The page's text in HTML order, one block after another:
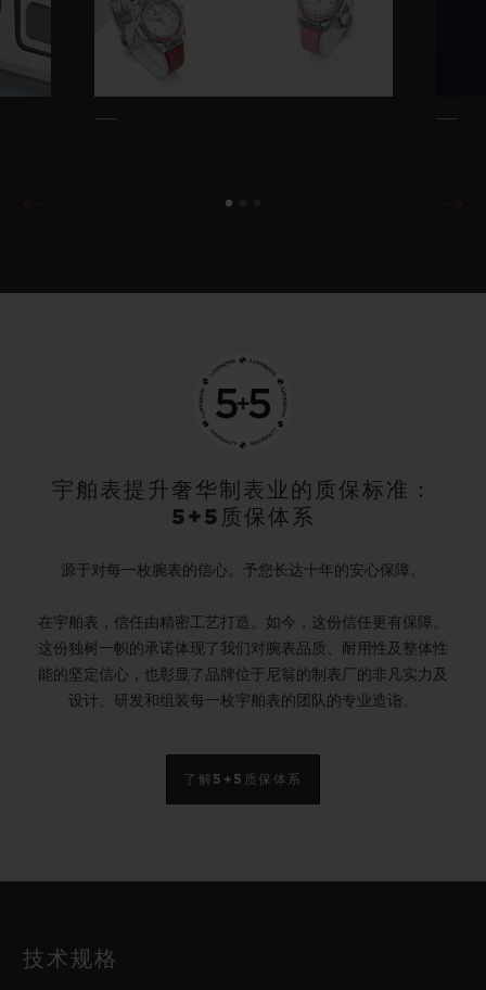
宇舶表提升奢华制表业的质保标准：
5+5质保体系
源于对每一枚腕表的信心。予您长达十年的安心保障。
在宇舶表，信任由精密工艺打造。如今，这份信任更有保障。
这份独树一帜的承诺体现了我们对腕表品质、耐用性及整体性
能的坚定信心，也彰显了品牌位于尼翁的制表厂的非凡实力及
设计、研发和组装每一枚宇舶表的团队的专业造诣。
了解5+5质保体系
技术规格